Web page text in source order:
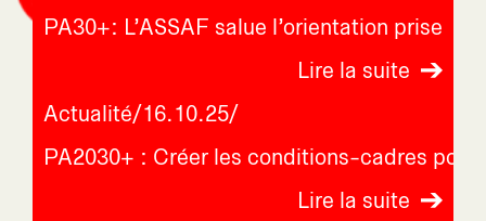
PA30+: L’ASSAF salue l’orientation prise
Lire la suite
Actualité/16.10.25/
PA2030+ : Créer les conditions-cadres pou
Lire la suite